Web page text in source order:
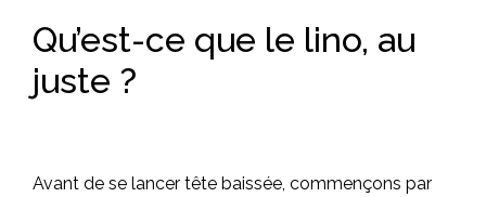
Qu’est-ce que le lino, au
juste ?
Avant de se lancer tête baissée, commençons par